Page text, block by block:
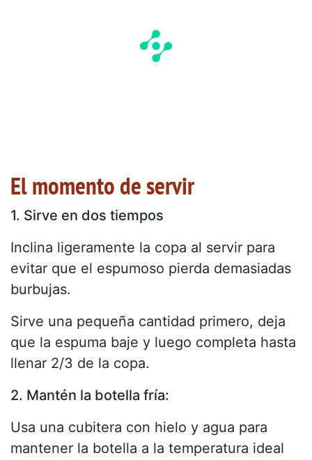
El momento de servir
1. Sirve en dos tiempos
Inclina ligeramente la copa al servir para
evitar que el espumoso pierda demasiadas
burbujas.
Sirve una pequeña cantidad primero, deja
que la espuma baje y luego completa hasta
llenar 2/3 de la copa.
2. Mantén la botella fría:
Usa una cubitera con hielo y agua para
mantener la botella a la temperatura ideal